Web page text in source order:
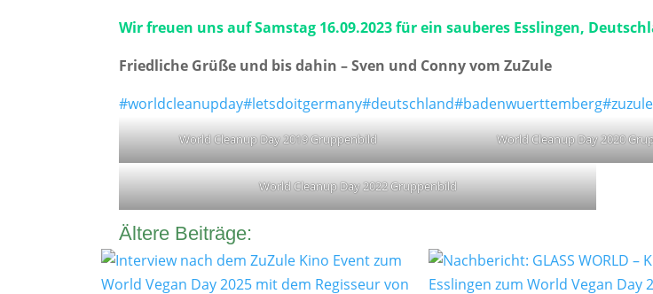
Wir freuen uns auf Samstag 16.09.2023 für ein sauberes Esslingen,
Friedliche Grüße und bis dahin – Sven und Conny vom ZuZule
#worldcleanupday#letsdoitgermany#deutschland#badenwuerttemberg#zuzule
World Cleanup Day 2019 Gruppenbild World Cleanup Day 2020
World Cleanup Day 2022 Gruppenbild
Ältere Beiträge: